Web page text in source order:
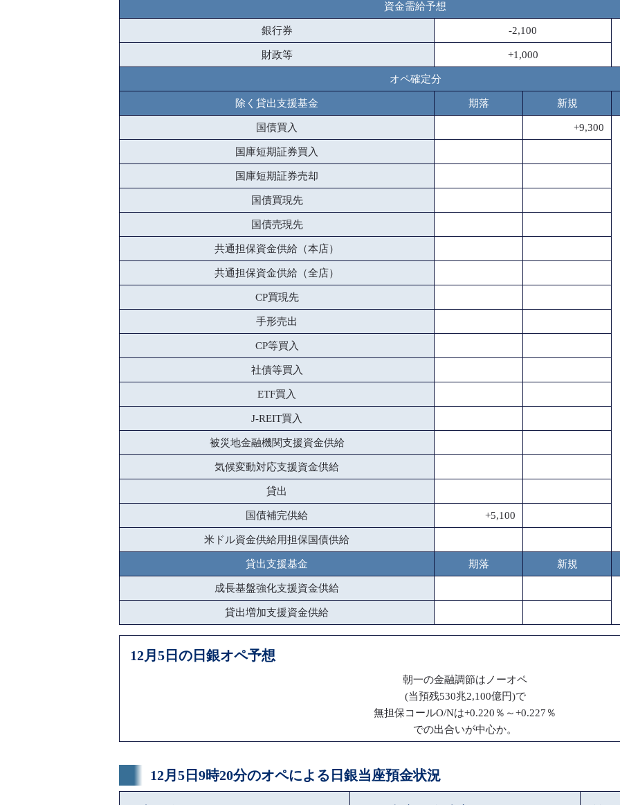
資金需給予想
銀行券 -2,100
財政等 +1,000
オペ確定分
除く貸出支援基金 期落 新規
国債買入 +9,300
国庫短期証券買入
国庫短期証券売却
国債買現先
国債売現先
共通担保資金供給（本店）
共通担保資金供給（全店）
CP買現先
手形売出
CP等買入
社債等買入
ETF買入
J-REIT買入
被災地金融機関支援資金供給
気候変動対応支援資金供給
貸出
国債補完供給 +5,100
米ドル資金供給用担保国債供給
貸出支援基金 期落 新規
成長基盤強化支援資金供給
貸出増加支援資金供給
12月5日の日銀オペ予想
朝一の金融調節はノーオペ
(当預残530兆2,100億円)で
無担保コールO/Nは+0.220％～+0.227％
での出合いが中心か。
12月5日9時20分のオペによる日銀当座預金状況